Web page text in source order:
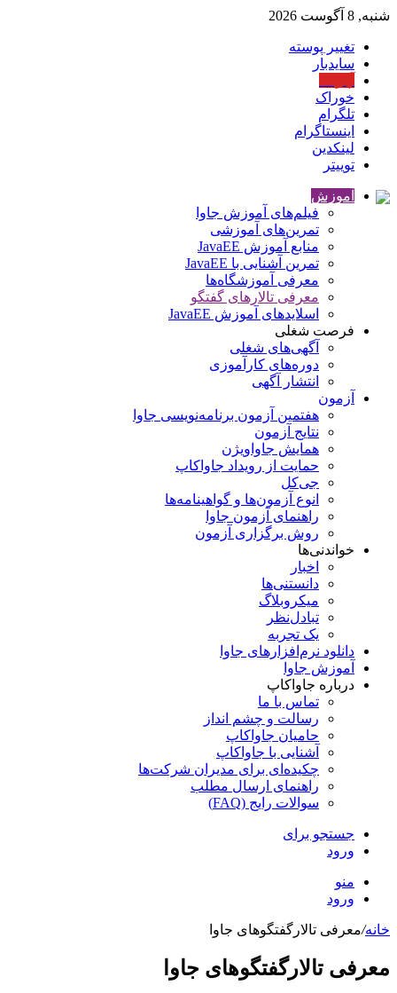
شنبه, 8 آگوست 2026
تغییر پوسته
سایدبار
خوراک
تلگرام
اینستاگرام
لینکدین
توییتر
آموزش
فیلم‌های آموزش جاوا
تمرین‌های آموزشی
منابع آموزش JavaEE
تمرین آشنایی با JavaEE
معرفی آموزشگاه‌ها
معرفی تالارهای گفتگو
اسلایدهای آموزش JavaEE
فرصت شغلی
آگهی‌های شغلی
دوره‌های کارآموزی
انتشار آگهی
آزمون
هفتمین آزمون برنامه‌نویسی جاوا
نتایج آزمون
همایش جاواویژن
حمایت از رویداد جاواکاپ
جی‌کل
انوع آزمون‌ها و گواهینامه‌ها
راهنمای آزمون جاوا
روش برگزاری آزمون
خواندنی‌ها
اخبار
دانستنی‌ها
میکروبلاگ
تبادل‌نظر
یک تجربه
دانلود نرم‌افزارهای جاوا
آموزش جاوا
درباره جاواکاپ
تماس با ما
رسالت و چشم انداز
حامیان جاواکاپ
آشنایی با جاواکاپ
چکیده‌ای برای مدیران شرکت‌ها
راهنمای ارسال مطلب
سوالات رایج (FAQ)
جستجو برای
ورود
منو
ورود
خانه/معرفی تالارگفتگوهای جاوا
معرفی تالارگفتگوهای جاوا